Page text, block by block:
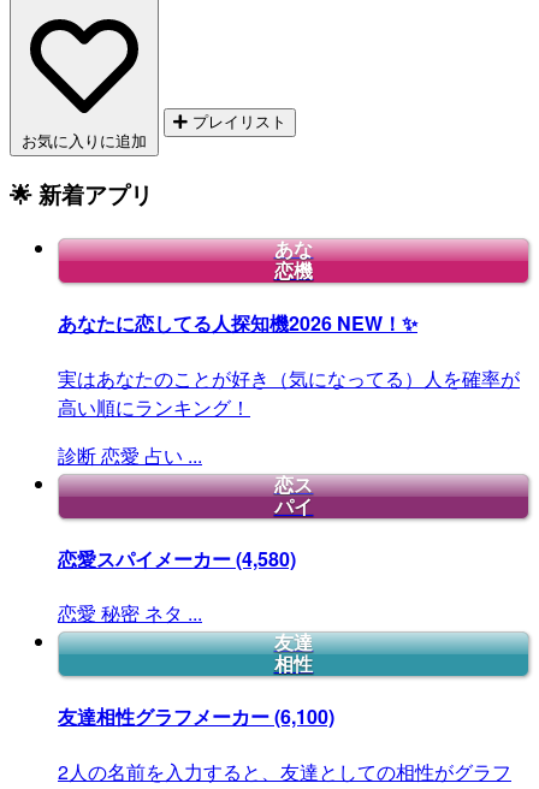
お気に入りに追加
プレイリスト
🌟 新着アプリ
あな
恋機
あなたに恋してる人探知機2026 NEW！✨
実はあなたのことが好き（気になってる）人を確率が
高い順にランキング！
診断恋愛 占い ...
恋ス
パイ
恋愛スパイメーカー(4,580)
恋愛 秘密 ネタ ...
友達
相性
友達相性グラフメーカー(6,100)
2人の名前を入力すると、友達としての相性がグラフ